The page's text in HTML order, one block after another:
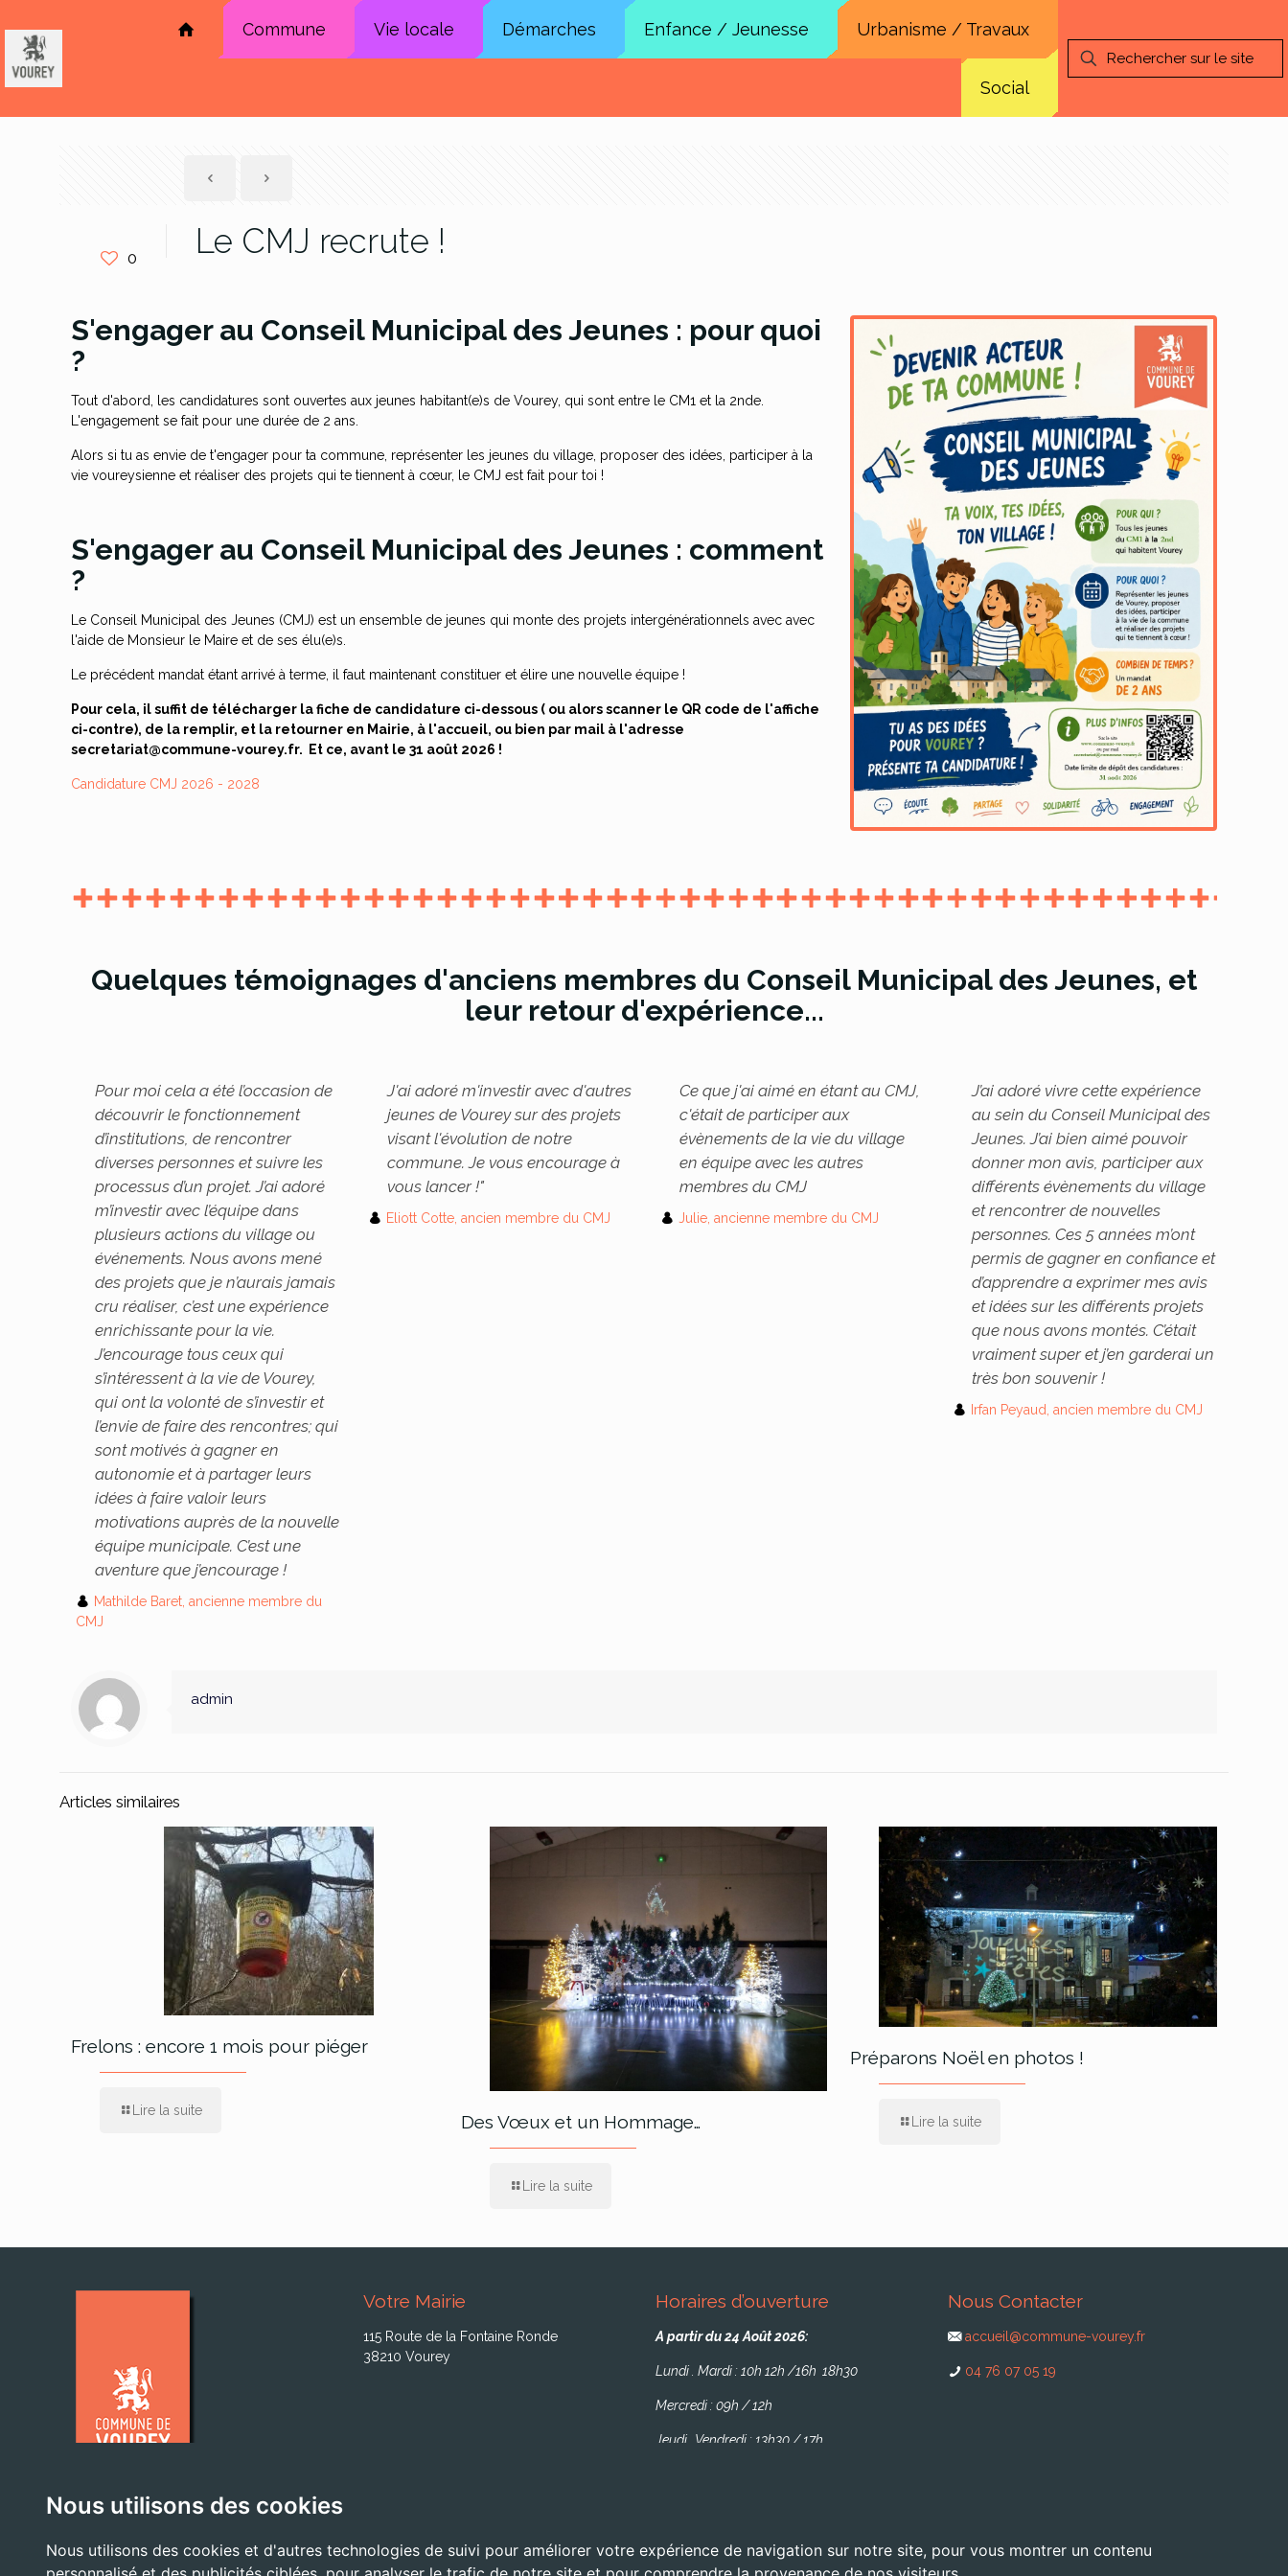
Nous utilisons des cookies
Nous utilisons des cookies et d'autres technologies de suivi pour améliorer votre expérience de navigation sur notre site, pour vous montrer un contenu
Commune Vie locale Démarches Enfance / Jeunesse Urbanisme / Travaux
Social
0 Le CMJ recrute !
S'engager au Conseil Municipal des Jeunes : pour quoi
?
Tout d'abord, les candidatures sont ouvertes aux jeunes habitant(e)s de Vourey, qui sont entre le CM1 et la 2nde.
L'engagement se fait pour une durée de 2 ans.
Alors si tu as envie de t'engager pour ta commune, représenter les jeunes du village, proposer des idées, participer à la
vie voureysienne et réaliser des projets qui te tiennent à cœur, le CMJ est fait pour toi !
S'engager au Conseil Municipal des Jeunes : comment
?
Le Conseil Municipal des Jeunes (CMJ) est un ensemble de jeunes qui monte des projets intergénérationnels avec avec
l'aide de Monsieur le Maire et de ses élu(e)s.
Le précédent mandat étant arrivé à terme, il faut maintenant constituer et élire une nouvelle équipe !
Pour cela, il suffit de télécharger la fiche de candidature ci-dessous ( ou alors scanner le QR code de l'affiche
ci-contre), de la remplir, et la retourner en Mairie, à l'accueil, ou bien par mail à l'adresse
secretariat@commune-vourey.fr.
Et ce, avant le 31 août 2026 !
Candidature CMJ 2026 - 2028
Quelques témoignages d'anciens membres du Conseil Municipal des Jeunes, et
leur retour d'expérience...
Pour moi cela a été l’occasion de
découvrir le fonctionnement
d’institutions, de rencontrer
diverses personnes et suivre les
processus d’un projet. J’ai adoré
m’investir avec l’équipe dans
plusieurs actions du village ou
événements. Nous avons mené
des projets que je n’aurais jamais
cru réaliser, c’est une expérience
enrichissante pour la vie.
J’encourage tous ceux qui
s’intéressent à la vie de Vourey,
qui ont la volonté de s’investir et
l’envie de faire des rencontres; qui
sont motivés à gagner en
autonomie et à partager leurs
idées à faire valoir leurs
motivations auprès de la nouvelle
équipe municipale. C’est une
aventure que j’encourage !
Mathilde Baret, ancienne membre du
CMJ
J'ai adoré m'investir avec d'autres
jeunes de Vourey sur des projets
visant l'évolution de notre
commune. Je vous encourage à
vous lancer !"
Eliott Cotte, ancien membre du CMJ
Ce que j'ai aimé en étant au CMJ,
c'était de participer aux
évènements de la vie du village
en équipe avec les autres
membres du CMJ
Julie, ancienne membre du CMJ
J’ai adoré vivre cette expérience
au sein du Conseil Municipal des
Jeunes. J’ai bien aimé pouvoir
donner mon avis, participer aux
différents évènements du village
et rencontrer de nouvelles
personnes. Ces 5 années m’ont
permis de gagner en confiance et
d’apprendre a exprimer mes avis
et idées sur les différents projets
que nous avons montés. C’était
vraiment super et j’en garderai un
très bon souvenir !
Irfan Peyaud, ancien membre du CMJ
admin
Articles similaires
Frelons : encore 1 mois pour piéger
Lire la suite
Des Vœux et un Hommage…
Lire la suite
Préparons Noël en photos !
Lire la suite
Votre Mairie
115 Route de la Fontaine Ronde
38210 Vourey
Horaires d’ouverture
A partir du 24 Août 2026:
Lundi . Mardi : 10h 12h /16h 18h30
Mercredi : 09h / 12h
Jeudi . Vendredi : 13h30 / 17h
Nous Contacter
accueil@commune-vourey.fr
04 76 07 05 19